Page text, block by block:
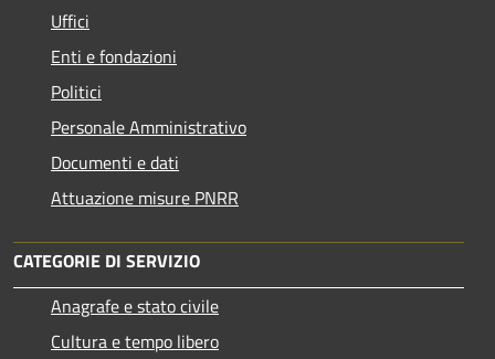
Uffici
Enti e fondazioni
Politici
Personale Amministrativo
Documenti e dati
Attuazione misure PNRR
CATEGORIE DI SERVIZIO
Anagrafe e stato civile
Cultura e tempo libero